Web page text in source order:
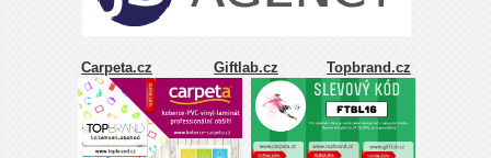
Carpeta.cz Giftlab.cz Topbrand.cz